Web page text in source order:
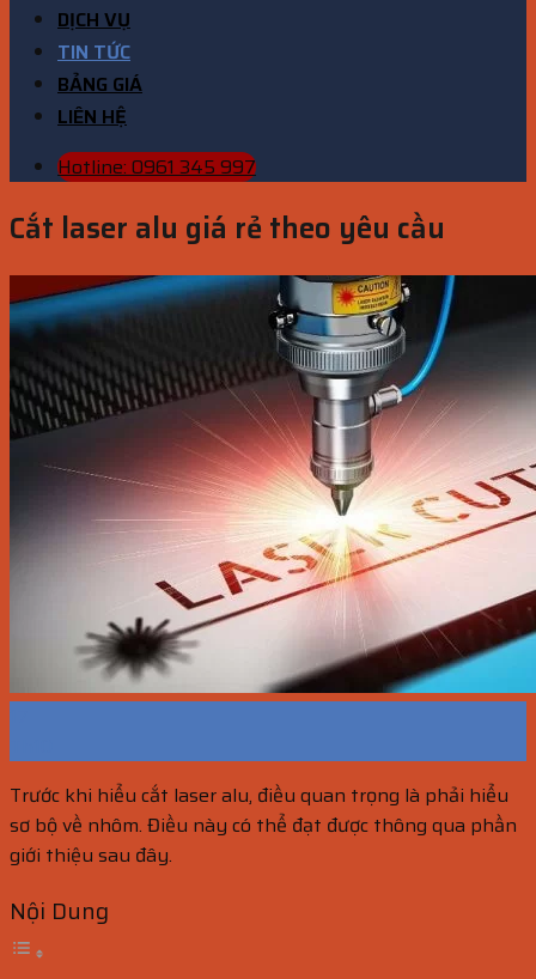
DỊCH VỤ
TIN TỨC
BẢNG GIÁ
LIÊN HỆ
Hotline: 0961 345 997
Cắt laser alu giá rẻ theo yêu cầu
Trước khi hiểu cắt laser alu, điều quan trọng là phải hiểu
sơ bộ về nhôm. Điều này có thể đạt được thông qua phần
giới thiệu sau đây.
Nội Dung